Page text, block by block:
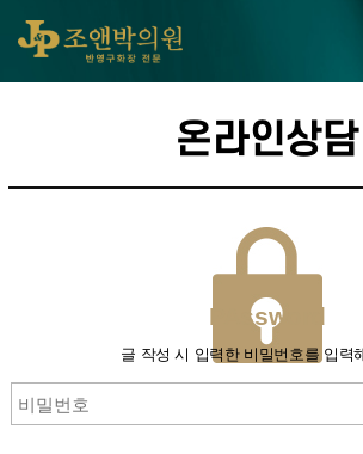
온라인상담
PAssword
글 작성 시 입력한 비밀번호를 입력